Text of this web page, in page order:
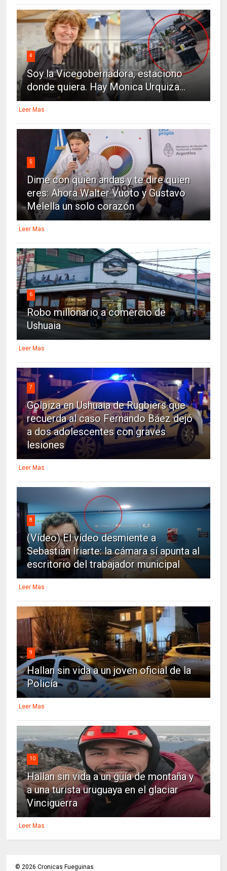
4
Soy la Vicegobernadora, estaciono
donde quiera. Hay Monica Urquiza...
Leer Mas
5
Dime con quien andas y te dire quien
eres: Ahora Walter Vuoto y Gustavo
Melella un solo corazón
Leer Mas
6
Robo millonario a comercio de
Ushuaia
Leer Mas
7
Golpiza en Ushuaia de Rugbiers que
recuerda al caso Fernando Báez dejó
a dos adolescentes con graves
lesiones
Leer Mas
8
(Vídeo) El vídeo desmiente a
Sebastián Iriarte: la cámara sí apunta al
escritorio del trabajador municipal
Leer Mas
9
Hallan sin vida a un joven oficial de la
Policía
Leer Mas
10
Hallan sin vida a un guía de montaña y
a una turista uruguaya en el glaciar
Vinciguerra
Leer Mas
© 2026 Cronicas Fueguinas